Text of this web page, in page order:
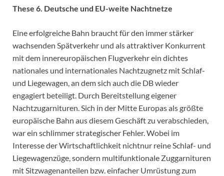
These 6. Deutsche und EU-weite Nachtnetze
Eine erfolgreiche Bahn braucht für den immer stärker
wachsenden Spätverkehr und als attraktiver Konkurrent
mit dem innereuropäischen Flugverkehr ein dichtes
nationales und internationales Nachtzugnetz mit Schlaf-
und Liegewagen, an dem sich auch die DB wieder
engagiert beteiligt. Durch Bereitstellung eigener
Nachtzugarnituren. Sich in der Mitte Europas als größte
europäische Bahn aus diesem Geschäft zu verabschieden,
war ein schlimmer strategischer Fehler. Wobei im
Interesse der Wirtschaftlichkeit nichtnur reine Schlaf- und
Liegewagenzüge, sondern multifunktionale Zuggarnituren
mit Sitzwagenanteilen bzw. einfacher Umrüstung zum